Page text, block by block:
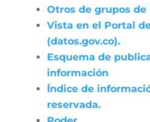
Otros de grupos de
Vista en el Portal
(datos.gov.co).
Esquema de
información
Índice de
reservada.